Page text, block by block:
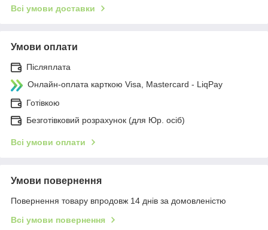
Всі умови доставки
Умови оплати
Післяплата
Онлайн-оплата карткою Visa, Mastercard - LiqPay
Готівкою
Безготівковий розрахунок (для Юр. осіб)
Всі умови оплати
Умови повернення
Повернення товару впродовж 14 днів за домовленістю
Всі умови повернення